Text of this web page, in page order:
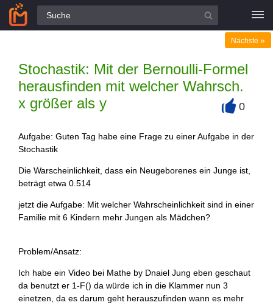
Alle Fragen
Stochastik: Mit der Bernoulli-Formel
herausfinden mit welcher Wahrsch.
x größer als y
Nächste »
0
Aufgabe: Guten Tag habe eine Frage zu einer Aufgabe in der
Stochastik
Die Warscheinlichkeit, dass ein Neugeborenes ein Junge ist,
beträgt etwa 0.514
jetzt die Aufgabe: Mit welcher Wahrscheinlichkeit sind in einer
Familie mit 6 Kindern mehr Jungen als Mädchen?
Problem/Ansatz:
Ich habe ein Video bei Mathe by Dnaiel Jung eben geschaut
da benutzt er 1-F() da würde ich in die Klammer nun 3
einetzen, da es darum geht herauszufinden wann es mehr